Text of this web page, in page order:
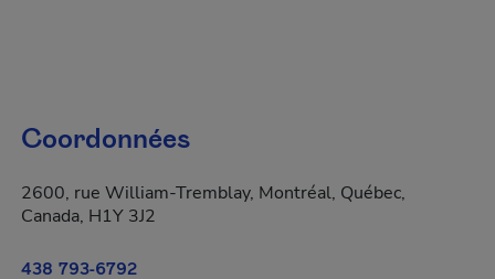
Coordonnées
2600, rue William-Tremblay, Montréal, Québec,
Canada, H1Y 3J2
438 793-6792